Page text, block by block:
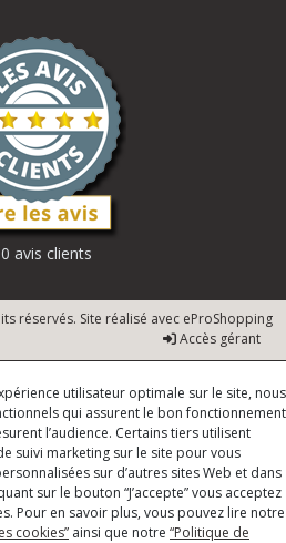
avis clients
réservés. Site réalisé avec eProShopping
Accès gérant
utilisateur optimale sur le site, nous
qui assurent le bon fonctionnement
l’audience. Certains tiers utilisent
suivi marketing sur le site pour vous
sur d’autres sites Web et dans
sur le bouton “J’accepte” vous acceptez
Pour en savoir plus, vous pouvez lire notre
cookies” ainsi que notre “Politique de